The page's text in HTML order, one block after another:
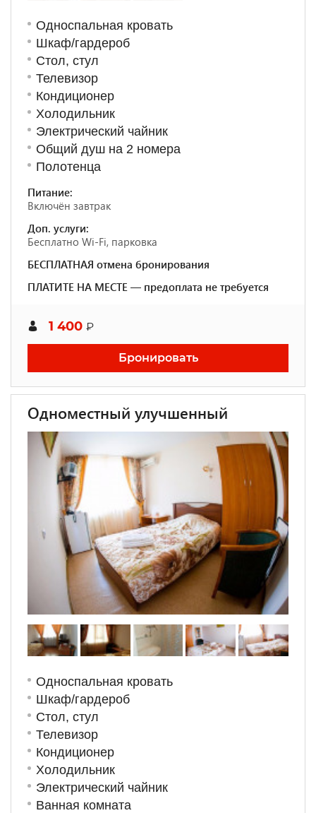
Односпальная кровать
Шкаф/гардероб
Стол, стул
Телевизор
Кондиционер
Холодильник
Электрический чайник
Общий душ на 2 номера
Полотенца
Питание:
Включён завтрак
Доп. услуги:
Бесплатно Wi-Fi, парковка
БЕСПЛАТНАЯ отмена бронирования
ПЛАТИТЕ НА МЕСТЕ — предоплата не требуется
1 400 ₽
Бронировать
Одноместный улучшенный
Односпальная кровать
Шкаф/гардероб
Стол, стул
Телевизор
Кондиционер
Холодильник
Электрический чайник
Ванная комната